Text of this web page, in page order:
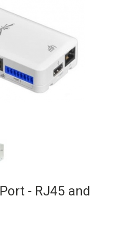
- RJ45 and